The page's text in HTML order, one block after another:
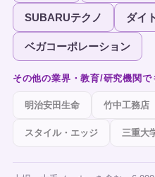
SUBARUテクノ ダイ
ベガコーポレーション
その他の業界・教育/研究機関で
明治安田生命 竹中工務店
スタイル・エッジ 三重大